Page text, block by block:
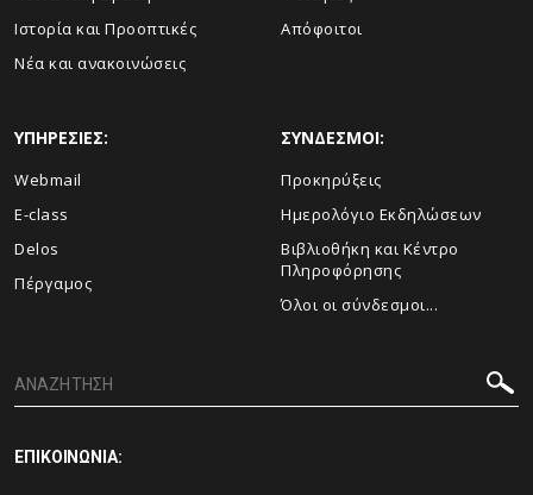
Ιστορία και Προοπτικές
Νέα και ανακοινώσεις
Απόφοιτοι
ΥΠΗΡΕΣΙΕΣ:
Webmail
E-class
Delos
Πέργαμος
ΣΥΝΔΕΣΜΟΙ:
Προκηρύξεις
Ημερολόγιο Εκδηλώσεων
Βιβλιοθήκη και Κέντρο
Πληροφόρησης
Όλοι οι σύνδεσμοι...
ΕΠΙΚΟΙΝΩΝΙΑ: